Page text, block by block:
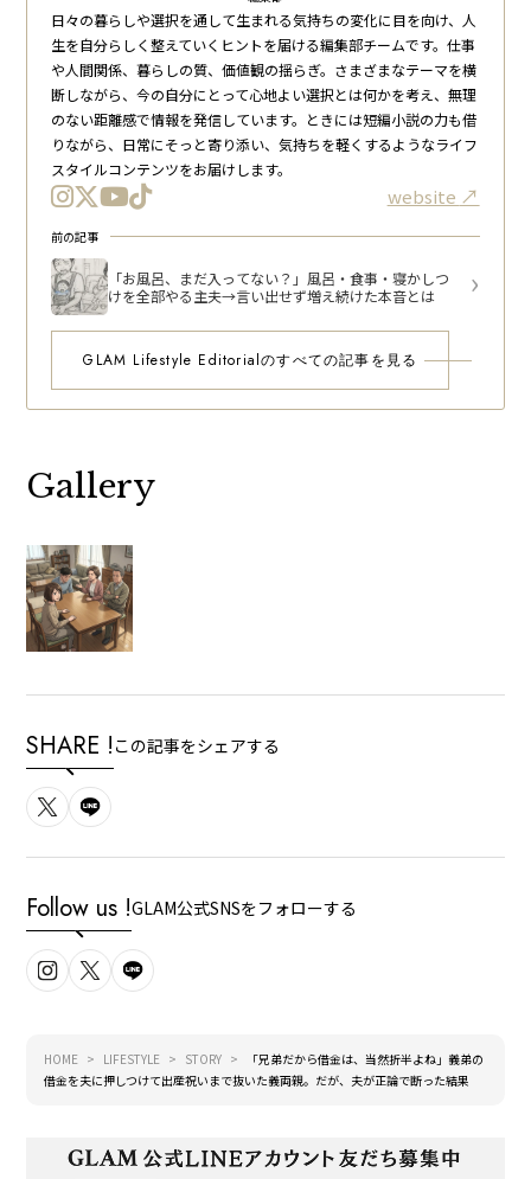
日々の暮らしや選択を通して生まれる気持ちの変化に目を向け、人
生を自分らしく整えていくヒントを届ける編集部チームです。仕事
や人間関係、暮らしの質、価値観の揺らぎ。さまざまなテーマを横
断しながら、今の自分にとって心地よい選択とは何かを考え、無理
のない距離感で情報を発信しています。ときには短編小説の力も借
りながら、日常にそっと寄り添い、気持ちを軽くするようなライフ
スタイルコンテンツをお届けします。
website
前の記事
「お風呂、まだ入ってない？」風呂・食事・寝かしつ
けを全部やる主夫→言い出せず増え続けた本音とは
GLAM Lifestyle Editorialのすべての記事を見る
Gallery
SHARE ! この記事をシェアする
Follow us !GLAM公式SNSをフォローする
HOME LIFESTYLE STORY
「兄弟だから借金は、当然折半よね」義弟の
借金を夫に押しつけて出産祝いまで抜いた義両親。だが、夫が正論で断った結果